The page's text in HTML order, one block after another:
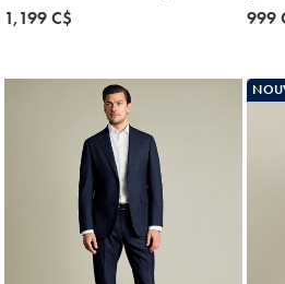
now
1,199 C$
now
999